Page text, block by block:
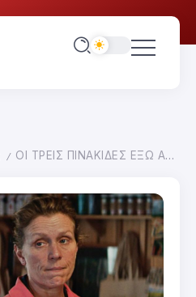
/ ΟΙ ΤΡΕΙΣ ΠΙΝΑΚΙΔΕΣ ΕΞΩ ΑΠΟ ΤΟ ΕΜΠΙΝΓΚ, ΣΤΟ ΜΙΣΟΥΡΙ